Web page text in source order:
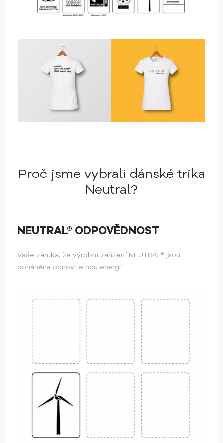
Proč jsme vybrali dánské trika
Neutral?
NEUTRAL® ODPOVĚDNOST
Vaše záruka, že výrobní zařízení NEUTRAL® jsou
poháněna obnovitelnou energií.